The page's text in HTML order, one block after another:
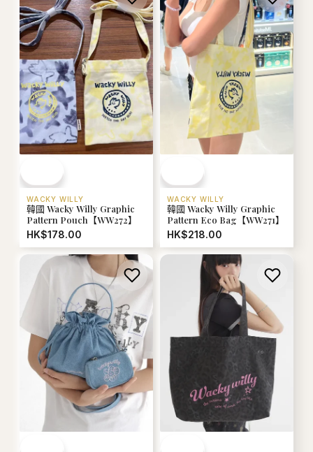
WACKY WILLY
韓國 Wacky Willy Graphic
Pattern Pouch【WW272】
HK$178.00
WACKY WILLY
韓國 Wacky Willy Graphic
Pattern Eco Bag【WW271】
HK$218.00